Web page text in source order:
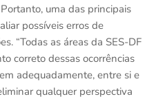
uma das principais
possíveis erros de
“Todas as áreas da SES-DF
correto dessas ocorrências
adequadamente, entre si e
qualquer perspectiva